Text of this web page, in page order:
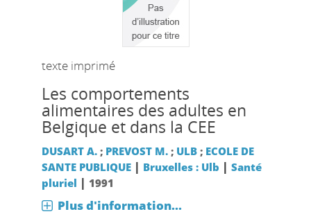
texte imprimé
Les comportements
alimentaires des adultes en
Belgique et dans la CEE
DUSART A.; PREVOST M.; ULB; ECOLE DE
SANTE PUBLIQUE | Bruxelles : Ulb | Santé
pluriel | 1991
Plus d'information...